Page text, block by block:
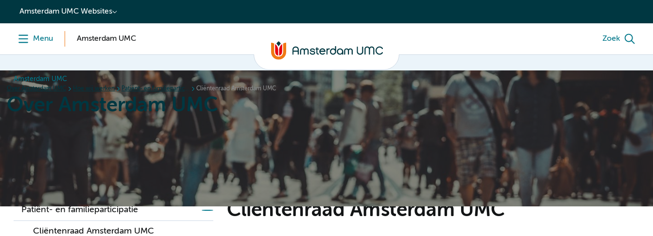
content
Amsterdam UMC Websites
Menu Amsterdam UMC Zoek
Amsterdam UMC
Over Amsterdam UMC Hoe wij werken Patiënt- en familieparticipatie Cliëntenraad Amsterdam UMC
Over Amsterdam UMC
Hoe wij werken Als werkgever Steun ons Evenementen Actueel Contact
Patiënt- en familieparticipatie
Cliëntenraad Amsterdam UMC
Cliëntenraad Amsterdam UMC